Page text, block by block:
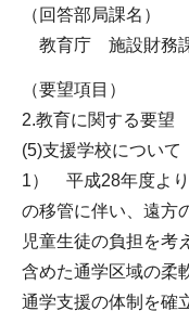
（回答部局課名）
教育庁 施設財務
（要望項目）
2.教育に関する要望
(5)支援学校について
1） 平成28年度よ
の移管に伴い、遠方
児童生徒の負担を考
含めた通学区域の柔
通学支援の体制を確